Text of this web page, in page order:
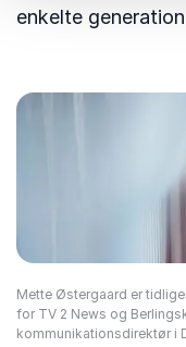
enkelte
Mette Østergaard er
for TV 2 News og
kommunikationsdirektør i